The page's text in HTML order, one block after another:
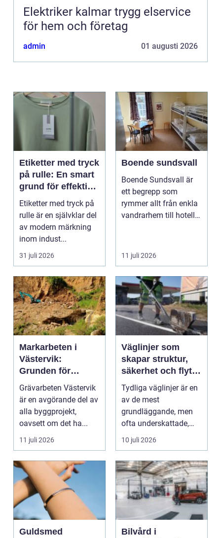
Elektriker kalmar trygg elservice
för hem och företag
admin 01 augusti 2026
Etiketter med tryck
på rulle: En smart
grund för effektiv
märkning
Etiketter med tryck på
rulle är en självklar del
av modern märkning
inom indust...
31 juli 2026
Boende sundsvall
Boende Sundsvall är
ett begrepp som
rymmer allt från enkla
vandrarhem till hotell
11 juli 2026
Markarbeten i
Västervik:
Grunden för
hållbara
byggprojekt
Grävarbeten Västervik
är en avgörande del av
alla byggprojekt,
oavsett om det ha...
11 juli 2026
Väglinjer som
skapar struktur,
säkerhet och flyt i
trafiken
Tydliga väglinjer är en
av de mest
grundläggande, men
ofta underskattade,
delarna i trafikmiljön.
De...
10 juli 2026
Guldsmed
Bilvård i